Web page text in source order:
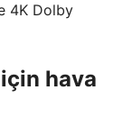
4K Dolby
hava